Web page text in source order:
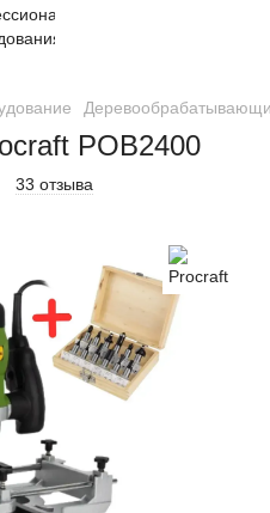
POB2400
33 отзыва